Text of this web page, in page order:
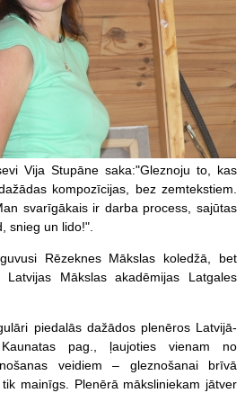
Vija Stupāne saka:"Gleznoju to, kas
kompozīcijas, bez zemtekstiem.
svarīgākais ir darba process, sajūtas
snieg un lido!".
Rēzeknes Mākslas koledžā, bet
Latvijas Mākslas akadēmijas Latgales
piedalās dažādos plenēros Latvijā-
pag., ļaujoties vienam no
veidiem – gleznošanai brīvā
mainīgs. Plenērā māksliniekam jātver